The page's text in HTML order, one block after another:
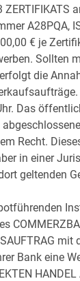
ZERTIFIKATS
A28PQA,
€ je
Sollten
die
Das
Recht.
in einer
geltenden
mit
Bank eine